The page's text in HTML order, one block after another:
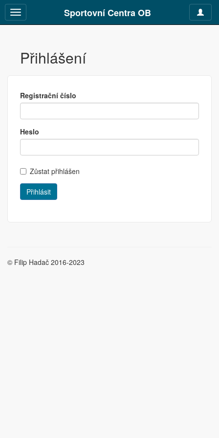
Toggle
navigation
Toggle
Sportovní Centra OB
Přihlášení
Registrační číslo
Heslo
Zůstat přihlášen
© Filip Hadač 2016-2023